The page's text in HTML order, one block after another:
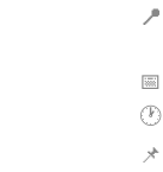
📍
📅
🕐
📌